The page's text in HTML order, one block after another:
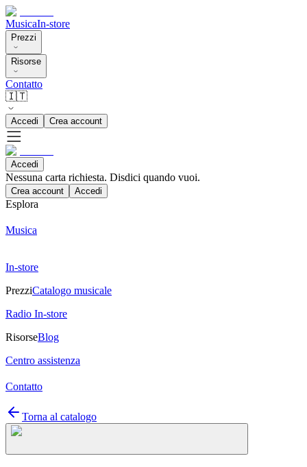
MusicaIn-store
Prezzi
Risorse
Contatto
🇮🇹
Accedi Crea account
Accedi
Nessuna carta richiesta. Disdici quando vuoi.
Crea account Accedi
Esplora
Musica
In-store
PrezziCatalogo musicale
Radio In-store
RisorseBlog
Centro assistenza
Contatto
Torna al catalogo